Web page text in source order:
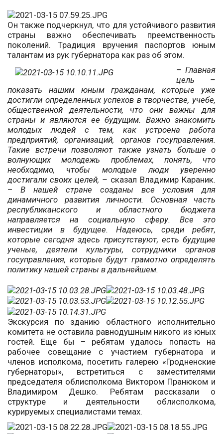
Он также подчеркнул, что для устойчивого развития
страны важно обеспечивать преемственность
поколений. Традиция вручения паспортов юным
талантам из рук губернатора как раз об этом.
– Главная
цель –
показать нашим юным гражданам, которые уже
достигли определенных успехов в творчестве, учебе,
общественной деятельности, что они важны для
страны и являются ее будущим. Важно знакомить
молодых людей с тем, как устроена работа
предприятий, организаций, органов госуправления.
Такие встречи позволяют также узнать больше о
волнующих молодежь проблемах, понять, что
необходимо, чтобы молодые люди уверенно
достигали своих целей, – сказал Владимир Караник.
– В нашей стране созданы все условия для
динамичного развития личности. Основная часть
республиканского и областного бюджета
направляется на социальную сферу. Все это
инвестиции в будущее. Надеюсь, среди ребят,
которые сегодня здесь присутствуют, есть будущие
ученые, деятели культуры, сотрудники органов
госуправления, которые будут грамотно определять
политику нашей страны в дальнейшем.
Экскурсия по зданию областного исполнительно
комитета не оставила равнодушным никого из юных
гостей. Еще бы – ребятам удалось попасть на
рабочее совещание с участием губернатора и
членов исполкома, посетить галерею «Гродненские
губернаторы», встретиться с заместителями
председателя облисполкома Виктором Пранюком и
Владимиром Дешко. Ребятам рассказали о
структуре и деятельности облисполкома,
курируемых специалистами темах.